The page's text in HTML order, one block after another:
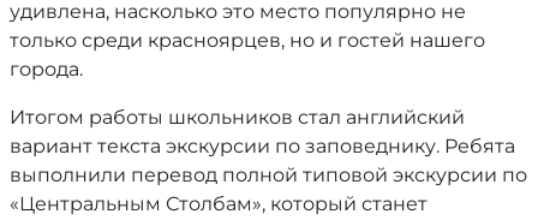
удивлена, насколько это место популярно не
только среди красноярцев, но и гостей нашего
города.
Итогом работы школьников стал английский
вариант текста экскурсии по заповеднику. Ребята
выполнили перевод полной типовой экскурсии по
«Центральным Столбам», который станет